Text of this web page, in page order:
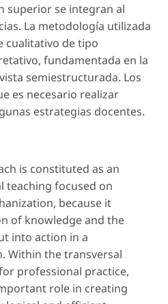
superior se integran al
La metodología utilizada
cualitativo de tipo
fundamentada en la
semiestructurada. Los
es necesario realizar
estrategias docentes.
is constituted as an
teaching focused on
because it
of knowledge and the
into action in a
Within the transversal
professional practice,
role in creating